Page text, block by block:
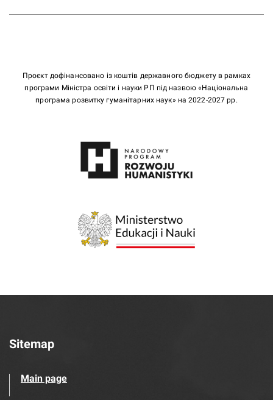
Проєкт дофінансовано із коштів державного бюджету в рамках
програми Міністра освіти і науки РП під назвою «Національна
програма розвитку гуманітарних наук» на 2022-2027 рр.
Sitemap
Main page